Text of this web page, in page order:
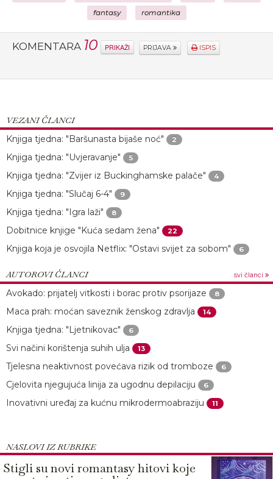
fantasy romantika
KOMENTARA 10 PRIKAŽI PRIJAVA ISPIS
VEZANI ČLANCI
Knjiga tjedna: "Baršunasta bijaše noć"
2
Knjiga tjedna: "Uvjeravanje" 5
Knjiga tjedna: "Zvijer iz Buckinghamske palače" 4
Knjiga tjedna: "Slučaj 6-4" 9
Knjiga tjedna: "Igra laži" 8
Dobitnice knjige "Kuća sedam žena" 22
Knjiga koja je osvojila Netflix: "Ostavi svijet za sobom" 6
AUTOROVI ČLANCI svi članci
Avokado: prijatelj vitkosti i borac protiv psorijaze 8
Maca prah: moćan saveznik ženskog zdravlja 14
Knjiga tjedna: "Ljetnikovac" 6
Svi načini korištenja suhih ulja 13
Tjelesna neaktivnost povećava rizik od tromboze 6
Cjelovita njegujuća linija za ugodnu depilaciju 6
Inovativni uređaj za kućnu mikrodermoabraziju 11
NASLOVI IZ RUBRIKE
Stigli su novi romantasy hitovi koje